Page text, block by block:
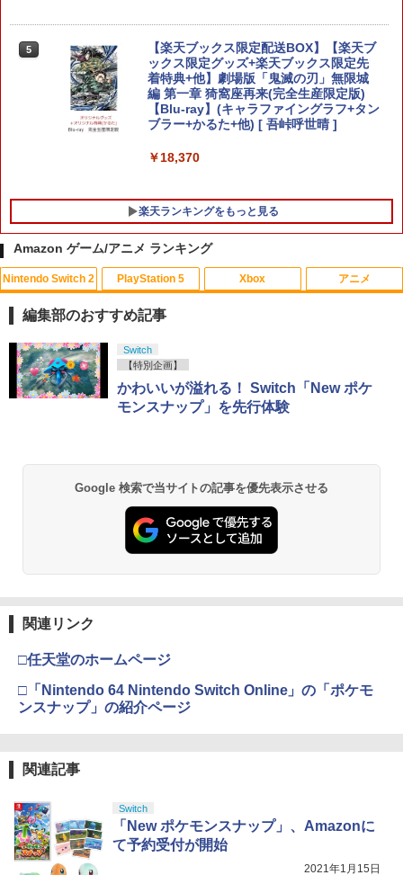
【楽天ブックス限定特典+特典】空の軌
跡 the 2nd Nintendo Switch 2 Edition
(DLCチラシ：NEOブレイサー・アガッ
ト+【早期購入外付特典】DLCチラシ)
￥8,055
4 R-Type Dimensions III PS5版
￥5,105
【PS5】Dune: Awakening （オンライ
ン専用） [ELJM-31027 PS5 デュ-ン ア
ウェイクニング]
￥5,420
5
[Switch 2] ぽこ あ ポケモン エキスパン
ションパス（ダウンロード版）※3,200
ポイントまでご利用可
￥4,400
5
【楽天ブックス限定配送BOX】【楽天ブ
ックス限定グッズ+楽天ブックス限定先
着特典+他】劇場版「鬼滅の刃」無限城
編 第一章 猗窩座再来(完全生産限定版)
【Blu-ray】(キャラファイングラフ+タン
ブラー+かるた+他) [ 吾峠呼世晴 ]
￥18,370
楽天ランキングをもっと見る
Amazon ゲーム/アニメ ランキング
Nintendo Switch 2
1
スプラトゥーン レイダース|オンライン
コード版
￥5,832
￥6,455
5
ニンテンドープリペイド番号 5000円|オ
ンラインコード版
PlayStation 5
1
PlayStation 5 デジタル・エディション
日本語専用 Console Language: Japan
ese only (CFI-2200B01)
￥55,000
Beast of Reincarnation -PS5 【特典】
プロダクトコード 封入
￥7,286
￥11,849
5
【純正品】DualSense ワイヤレスコン
Xbox
1
【純正品】Xbox ワイヤレス コントロー
ラー + USB-C® ケーブル
￥8,300
2
Xbox プリペイドカード 5,000円 デジタ
ルコード 【旧 Xbox ギフトカード】 [オ
ンラインコード]
￥5,000
4
【純正品】Xbox 充電式バッテリー + US
5
【純正品】Xbox ワイヤレス コントロー
ラー (カーボンブラック)
アニメ
1
【Amazon.co.jp限定】劇場版モノノ怪
第三章 蛇神 (Amazon.co.jp限定オリジ
ナル三方背収納ケース付きコレクション)
(オリジナル特典:オリジナル巾着＋メー
カー特典:【坤と離】二振りの剣、十翼よ
劇場版「鬼滅の刃」無限城編 第一章 猗
窩座再来 通常版 [Blu-ray]
3
劇場版「鬼滅の刃」無限城編 第一章 猗
窩座再来 通常版 [DVD]
￥3,523
￥8,698
編集部のおすすめ記事
Switch
【特別企画】
かわいいが溢れる！ Switch「New ポケ
モンスナップ」を先行体験
Google 検索で当サイトの記事を優先表示させる
関連リンク
□任天堂のホームページ
□「Nintendo 64 Nintendo Switch Online」の「ポケモ
ンスナップ」の紹介ページ
関連記事
Switch
「New ポケモンスナップ」、Amazonに
て予約受付が開始
2021年1月15日